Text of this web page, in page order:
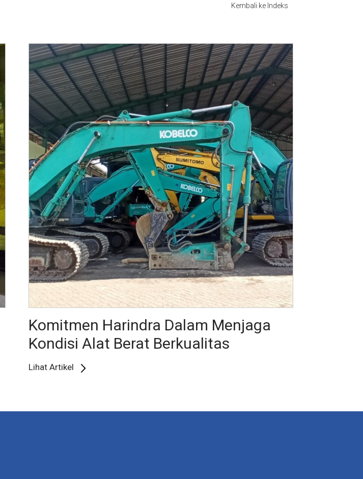
Kembali ke Indeks
Komitmen Harindra Dalam Menjaga
Kondisi Alat Berat Berkualitas
Lihat Artikel